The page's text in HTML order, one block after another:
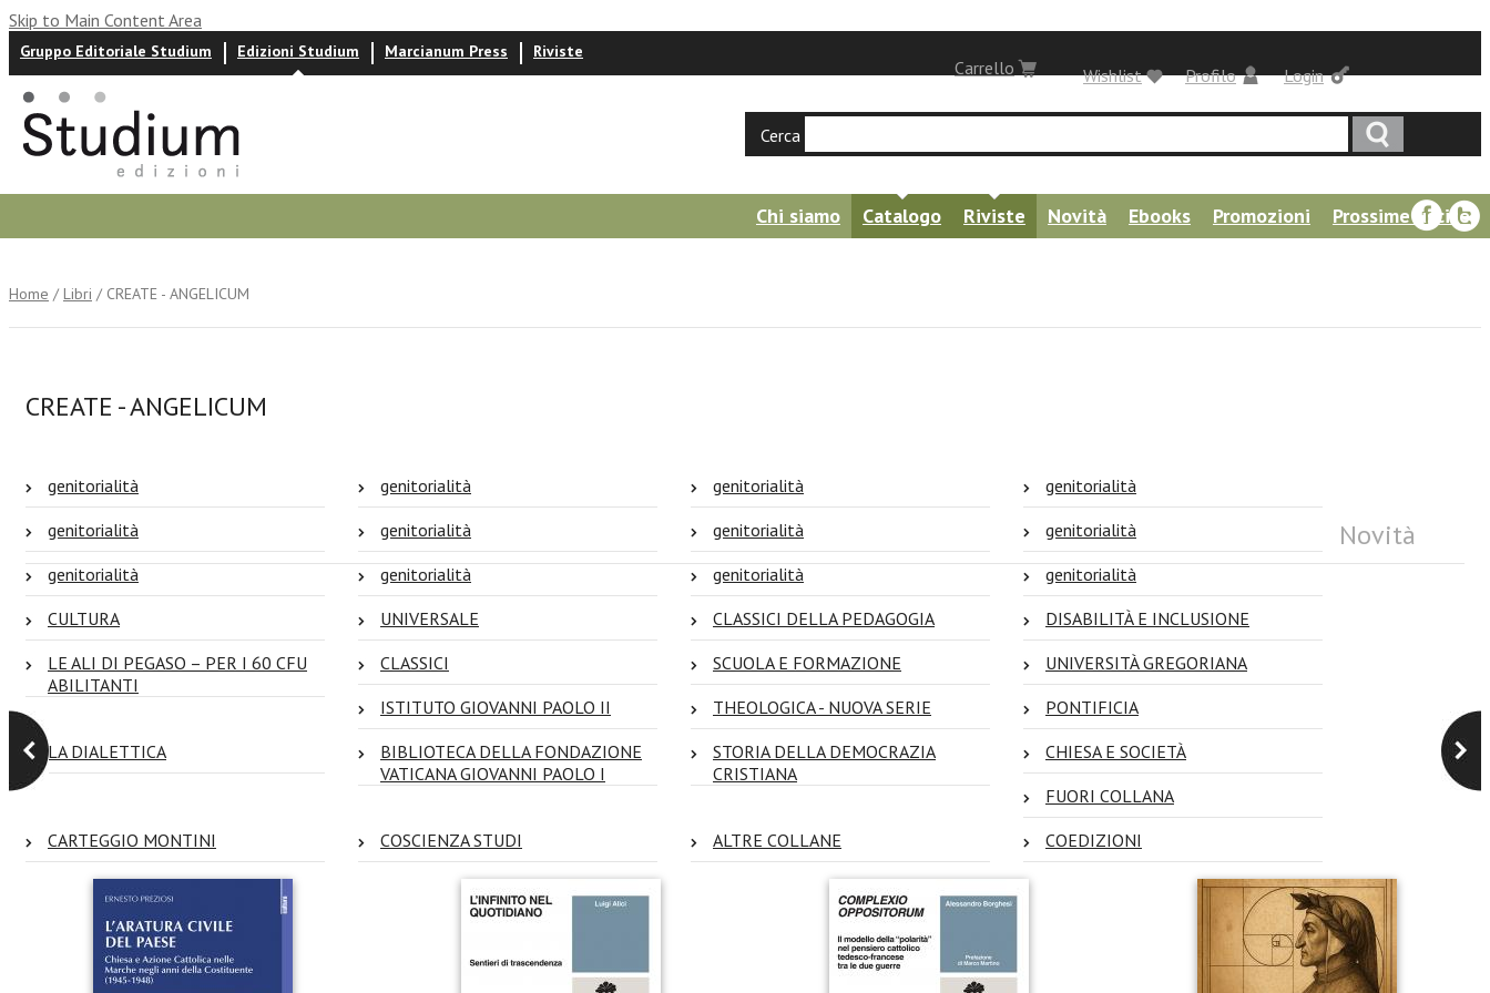
Skip to Main Content Area
Login
Carrello
Gruppo Editoriale Studium Edizioni Studium Marcianum Press Riviste
Profilo
Wishlist
Cerca
Chi siamo Catalogo Riviste Novità Ebooks Promozioni
Prossime uscite
Home / Libri / CREATE - ANGELICUM
CREATE - ANGELICUM
genitorialità genitorialità genitorialità
genitorialità
genitorialità
genitorialità genitorialità
genitorialità
genitorialità
genitorialità genitorialità
genitorialità
CULTURA
UNIVERSALE CLASSICI DELLA PEDAGOGIA
DISABILITÀ E INCLUSIONE
LE ALI DI PEGASO – PER I 60 CFU
ABILITANTI
CLASSICI SCUOLA E FORMAZIONE
UNIVERSITÀ GREGORIANA
ISTITUTO GIOVANNI PAOLO II
THEOLOGICA - NUOVA SERIE
PONTIFICIA
LA DIALETTICA
BIBLIOTECA DELLA FONDAZIONE
VATICANA GIOVANNI PAOLO I
STORIA DELLA DEMOCRAZIA
CRISTIANA
CHIESA E SOCIETÀ
FUORI COLLANA
CARTEGGIO MONTINI
COSCIENZA STUDI ALTRE COLLANE COEDIZIONI
Novità